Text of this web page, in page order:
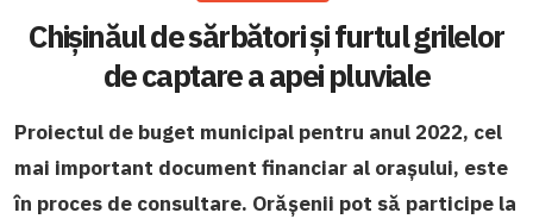
Chișinăul de sărbători și furtul grilelor
de captare a apei pluviale
Proiectul de buget municipal pentru anul 2022, cel
mai important document financiar al orașului, este
în proces de consultare. Orășenii pot să participe la